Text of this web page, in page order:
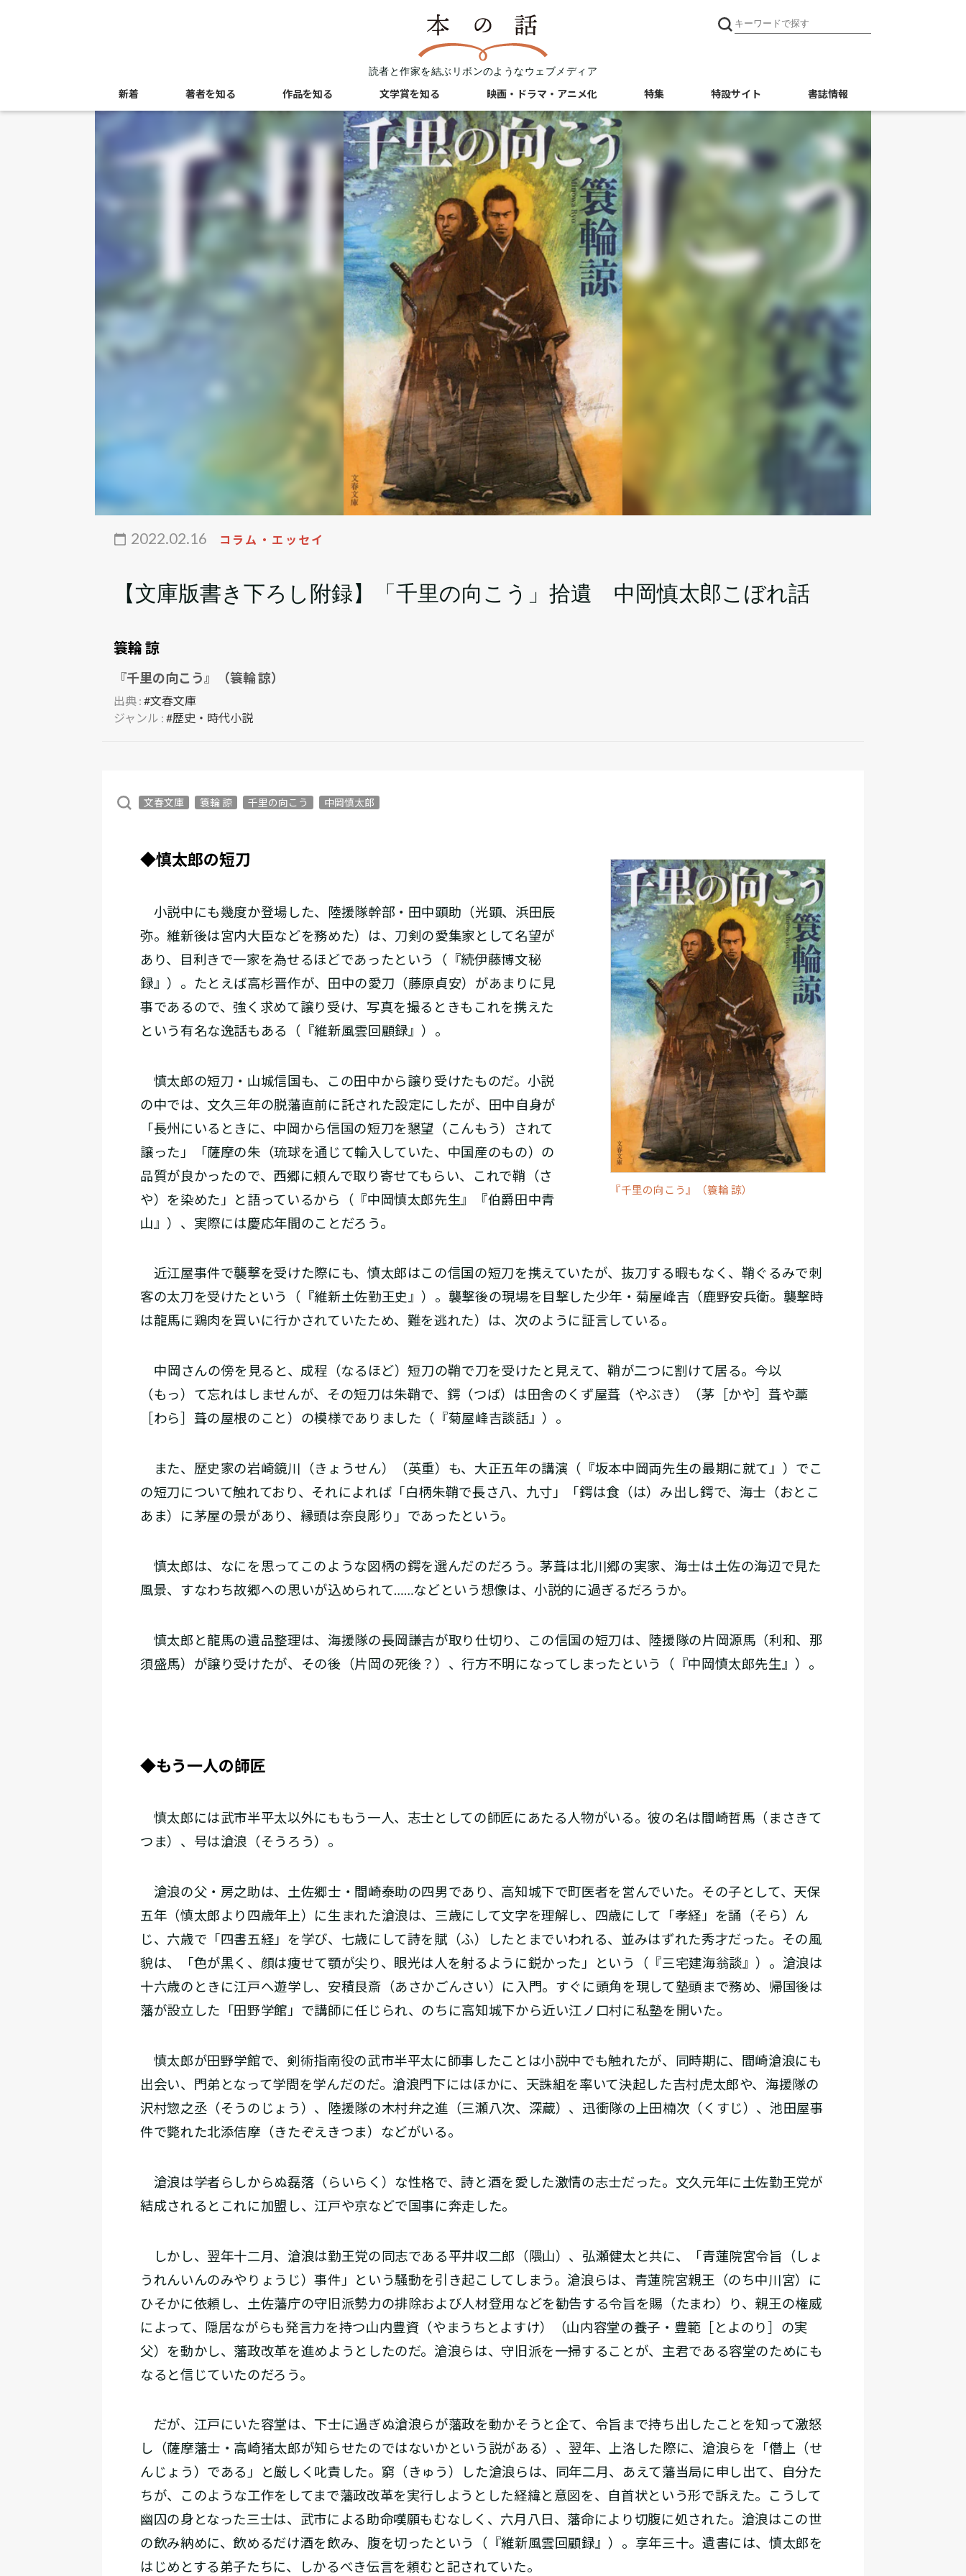
読者と作家を結ぶリボンのようなウェブメディア
新着 著者を知る 作品を知る 文学賞を知る 映画・ドラマ・アニメ化 特集 特設サイト 書誌情報
2022.02.16 コラム・エッセイ
【文庫版書き下ろし附録】「千里の向こう」拾遺 中岡慎太郎こぼれ話
簑輪 諒
『千里の向こう』（簑輪 諒）
出典 : #文春文庫
ジャンル : #歴史・時代小説
文春文庫 簑輪 諒 千里の向こう 中岡慎太郎
『千里の向こう』（簑輪 諒）
◆慎太郎の短刀
小説中にも幾度か登場した、陸援隊幹部・田中顕助（光顕、浜田辰
弥。維新後は宮内大臣などを務めた）は、刀剣の愛集家として名望が
あり、目利きで一家を為せるほどであったという（『続伊藤博文秘
録』）。たとえば高杉晋作が、田中の愛刀（藤原貞安）があまりに見
事であるので、強く求めて譲り受け、写真を撮るときもこれを携えた
という有名な逸話もある（『維新風雲回顧録』）。
慎太郎の短刀・山城信国も、この田中から譲り受けたものだ。小説
の中では、文久三年の脱藩直前に託された設定にしたが、田中自身が
「長州にいるときに、中岡から信国の短刀を懇望（こんもう）されて
譲った」「薩摩の朱（琉球を通じて輸入していた、中国産のもの）の
品質が良かったので、西郷に頼んで取り寄せてもらい、これで鞘（さ
や）を染めた」と語っているから（『中岡慎太郎先生』『伯爵田中青
山』）、実際には慶応年間のことだろう。
近江屋事件で襲撃を受けた際にも、慎太郎はこの信国の短刀を携えていたが、抜刀する暇もなく、鞘ぐるみで刺
客の太刀を受けたという（『維新土佐勤王史』）。襲撃後の現場を目撃した少年・菊屋峰吉（鹿野安兵衛。襲撃時
は龍馬に鶏肉を買いに行かされていたため、難を逃れた）は、次のように証言している。
――中岡さんの傍を見ると、成程（なるほど）短刀の鞘で刀を受けたと見えて、鞘が二つに割けて居る。今以
（もっ）て忘れはしませんが、その短刀は朱鞘で、鍔（つば）は田舎のくず屋葺（やぶき）（茅［かや］葺や藁
［わら］葺の屋根のこと）の模様でありました（『菊屋峰吉談話』）。
また、歴史家の岩崎鏡川（きょうせん）（英重）も、大正五年の講演（『坂本中岡両先生の最期に就て』）でこ
の短刀について触れており、それによれば「白柄朱鞘で長さ八、九寸」「鍔は食（は）み出し鍔で、海士（おとこ
あま）に茅屋の景があり、縁頭は奈良彫り」であったという。
慎太郎は、なにを思ってこのような図柄の鍔を選んだのだろう。茅葺は北川郷の実家、海士は土佐の海辺で見た
風景、すなわち故郷への思いが込められて……などという想像は、小説的に過ぎるだろうか。
慎太郎と龍馬の遺品整理は、海援隊の長岡謙吉が取り仕切り、この信国の短刀は、陸援隊の片岡源馬（利和、那
須盛馬）が譲り受けたが、その後（片岡の死後？）、行方不明になってしまったという（『中岡慎太郎先生』）。
◆もう一人の師匠
慎太郎には武市半平太以外にももう一人、志士としての師匠にあたる人物がいる。彼の名は間崎哲馬（まさきて
つま）、号は滄浪（そうろう）。
滄浪の父・房之助は、土佐郷士・間崎泰助の四男であり、高知城下で町医者を営んでいた。その子として、天保
五年（慎太郎より四歳年上）に生まれた滄浪は、三歳にして文字を理解し、四歳にして「孝経」を誦（そら）ん
じ、六歳で「四書五経」を学び、七歳にして詩を賦（ふ）したとまでいわれる、並みはずれた秀才だった。その風
貌は、「色が黒く、顔は痩せて顎が尖り、眼光は人を射るように鋭かった」という（『三宅建海翁談』）。滄浪は
十六歳のときに江戸へ遊学し、安積艮斎（あさかごんさい）に入門。すぐに頭角を現して塾頭まで務め、帰国後は
藩が設立した「田野学館」で講師に任じられ、のちに高知城下から近い江ノ口村に私塾を開いた。
慎太郎が田野学館で、剣術指南役の武市半平太に師事したことは小説中でも触れたが、同時期に、間崎滄浪にも
出会い、門弟となって学問を学んだのだ。滄浪門下にはほかに、天誅組を率いて決起した吉村虎太郎や、海援隊の
沢村惣之丞（そうのじょう）、陸援隊の木村弁之進（三瀬八次、深蔵）、迅衝隊の上田楠次（くすじ）、池田屋事
件で斃れた北添佶摩（きたぞえきつま）などがいる。
滄浪は学者らしからぬ磊落（らいらく）な性格で、詩と酒を愛した激情の志士だった。文久元年に土佐勤王党が
結成されるとこれに加盟し、江戸や京などで国事に奔走した。
しかし、翌年十二月、滄浪は勤王党の同志である平井収二郎（隈山）、弘瀬健太と共に、「青蓮院宮令旨（しょ
うれんいんのみやりょうじ）事件」という騒動を引き起こしてしまう。滄浪らは、青蓮院宮親王（のち中川宮）に
ひそかに依頼し、土佐藩庁の守旧派勢力の排除および人材登用などを勧告する令旨を賜（たまわ）り、親王の権威
によって、隠居ながらも発言力を持つ山内豊資（やまうちとよすけ）（山内容堂の養子・豊範［とよのり］の実
父）を動かし、藩政改革を進めようとしたのだ。滄浪らは、守旧派を一掃することが、主君である容堂のためにも
なると信じていたのだろう。
だが、江戸にいた容堂は、下士に過ぎぬ滄浪らが藩政を動かそうと企て、令旨まで持ち出したことを知って激怒
し（薩摩藩士・高崎猪太郎が知らせたのではないかという説がある）、翌年、上洛した際に、滄浪らを「僭上（せ
んじょう）である」と厳しく叱責した。窮（きゅう）した滄浪らは、同年二月、あえて藩当局に申し出て、自分た
ちが、このような工作をしてまで藩政改革を実行しようとした経緯と意図を、自首状という形で訴えた。こうして
幽囚の身となった三士は、武市による助命嘆願もむなしく、六月八日、藩命により切腹に処された。滄浪はこの世
の飲み納めに、飲めるだけ酒を飲み、腹を切ったという（『維新風雲回顧録』）。享年三十。遺書には、慎太郎を
はじめとする弟子たちに、しかるべき伝言を頼むと記されていた。